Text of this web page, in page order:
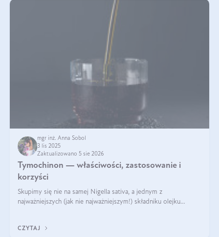
mgr inż. Anna Sobol
3 lis 2025
Zaktualizowano 5 sie 2026
Tymochinon — właściwości, zastosowanie i
korzyści
Skupimy się nie na samej Nigella sativa, a jednym z
najważniejszych (jak nie najważniejszym!) składniku olejku
CZYTAJ